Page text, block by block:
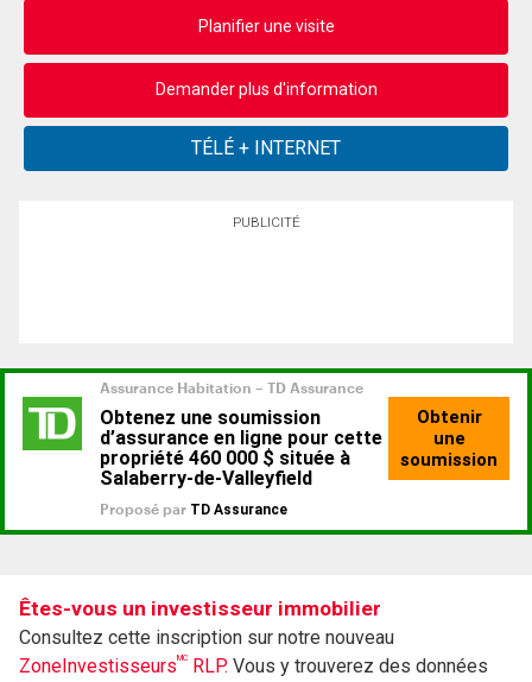
Planifier une visite
Demander plus d'information
PUBLICITÉ
Êtes-vous un investisseur immobilier
Consultez cette inscription sur notre nouveau
ZoneInvestisseursMC RLP. Vous y trouverez des données